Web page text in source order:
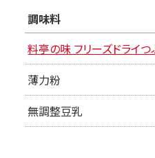
調味料
料亭の味 フリーズドライ
薄力粉
無調整豆乳